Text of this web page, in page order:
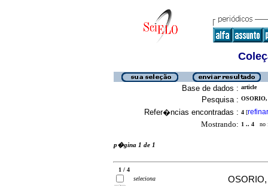
Base de dados : article
Pesquisa :
Refer�ncias encontradas : 4 [refinar
Mostrando: 1 .. 4 no
p�gina 1 de 1
1 / 4
seleciona